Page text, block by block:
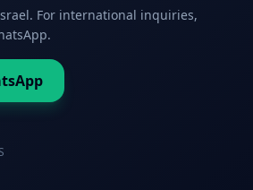
For international inquiries,